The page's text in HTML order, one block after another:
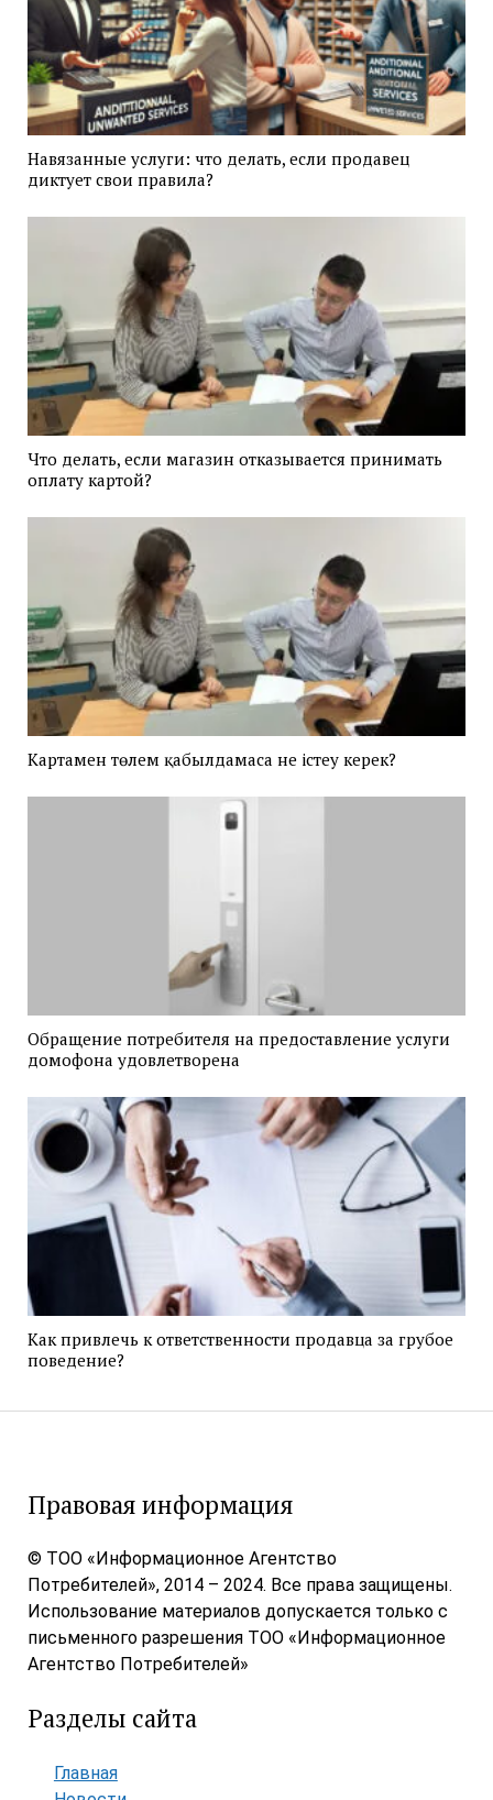
Навязанные услуги: что делать, если продавец
диктует свои правила?
Что делать, если магазин отказывается принимать
оплату картой?
Картамен төлем қабылдамаса не істеу керек?
Обращение потребителя на предоставление услуги
домофона удовлетворена
Как привлечь к ответственности продавца за грубое
поведение?
Правовая информация
© ТОО «Информационное Агентство
Потребителей», 2014 – 2024. Все права защищены.
Использование материалов допускается только с
письменного разрешения ТОО «Информационное
Агентство Потребителей»
Разделы сайта
Главная